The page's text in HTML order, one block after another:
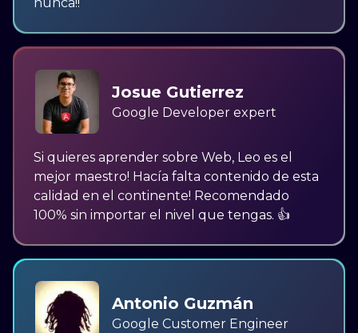
Josue Gutierrez
Google Developer expert
Si quieres aprender sobre Web, Leo es el
mejor maestro! Hacía falta contenido de esta
calidad en el continente! Recomendado
100% sin importar el nivel que tengas. 👍
Antonio Guzmán
Google Customer Engineer